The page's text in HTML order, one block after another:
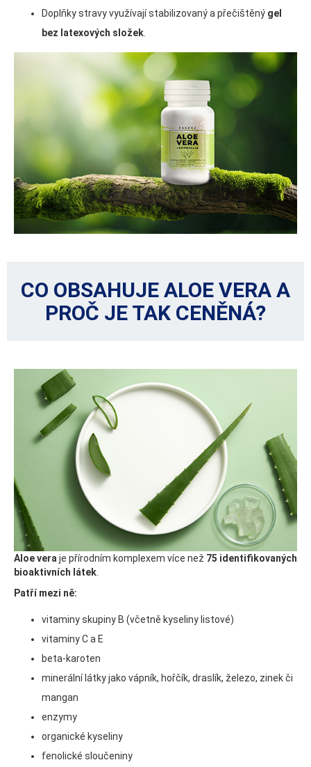
Doplňky stravy využívají stabilizovaný a přečištěný gel
bez latexových složek
CO OBSAHUJE ALOE VERA A
PROČ JE TAK CENĚNÁ?
Aloe vera je přírodním komplexem více než 75 identifikovaných
bioaktivních látek
Patří mezi ně:
vitaminy skupiny B (včetně kyseliny listové)
vitaminy C a E
beta-karoten
minerální látky jako vápník, hořčík, draslík, železo, zinek či
mangan
enzymy
organické kyseliny
fenolické sloučeniny